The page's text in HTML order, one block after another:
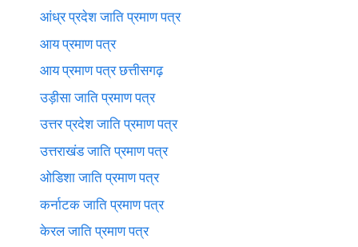
आंध्र प्रदेश जाति प्रमाण पत्र
आय प्रमाण पत्र
आय प्रमाण पत्र छत्तीसगढ़
उड़ीसा जाति प्रमाण पत्र
उत्तर प्रदेश जाति प्रमाण पत्र
उत्तराखंड जाति प्रमाण पत्र
ओडिशा जाति प्रमाण पत्र
कर्नाटक जाति प्रमाण पत्र
केरल जाति प्रमाण पत्र